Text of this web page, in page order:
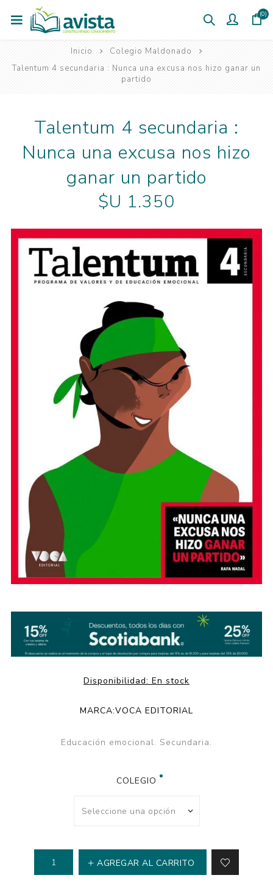
(0)
Inicio
Colegio Maldonado
Talentum 4 secundaria : Nunca una excusa nos hizo ganar un
partido
Talentum 4 secundaria :
Nunca una excusa nos hizo
ganar un partido
$U 1.350
Disponibilidad: En stock
MARCA:VOCA EDITORIAL
Educación emocional. Secundaria.
COLEGIO
AGREGAR AL CARRITO